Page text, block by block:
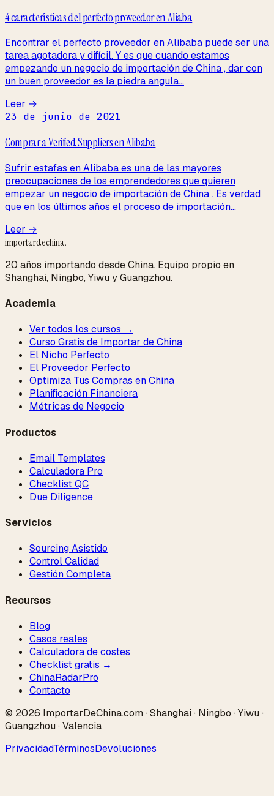
4 características del perfecto proveedor en Aliaba
Encontrar el perfecto proveedor en Alibaba puede ser una
tarea agotadora y difícil. Y es que cuando estamos
empezando un negocio de importación de China , dar con
un buen proveedor es la piedra angula...
Leer →
23 de junio de 2021
Comprar a Verified Suppliers en Alibaba
Sufrir estafas en Alibaba es una de las mayores
preocupaciones de los emprendedores que quieren
empezar un negocio de importación de China . Es verdad
que en los últimos años el proceso de importación...
Leer →
importardechina.
20 años importando desde China. Equipo propio en
Shanghai, Ningbo, Yiwu y Guangzhou.
Academia
Ver todos los cursos →
Curso Gratis de Importar de China
El Nicho Perfecto
El Proveedor Perfecto
Optimiza Tus Compras en China
Planificación Financiera
Métricas de Negocio
Productos
Email Templates
Calculadora Pro
Checklist QC
Due Diligence
Servicios
Sourcing Asistido
Control Calidad
Gestión Completa
Recursos
Blog
Casos reales
Calculadora de costes
Checklist gratis →
ChinaRadarPro
Contacto
© 2026 ImportarDeChina.com · Shanghai · Ningbo · Yiwu ·
Guangzhou · Valencia
PrivacidadTérminosDevoluciones